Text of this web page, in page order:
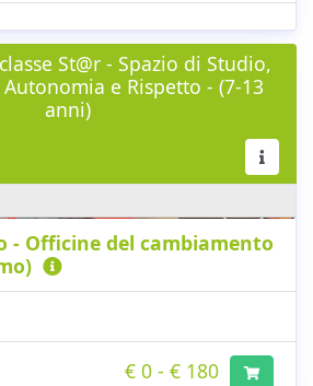
St@r - Spazio di Studio,
e Rispetto - (7-13
anni)
- Officine del cambiamento
€ 0 - € 180